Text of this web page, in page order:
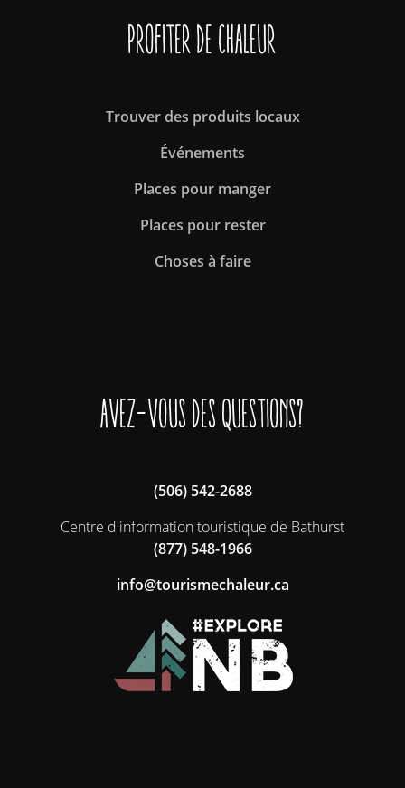
Profiter de Chaleur
Trouver des produits locaux
Événements
Places pour manger
Places pour rester
Choses à faire
Avez-vous des questions?
(506) 542-2688
Centre d'information touristique de Bathurst
(877) 548-1966
ac.ruelahcemsiruot@ofni